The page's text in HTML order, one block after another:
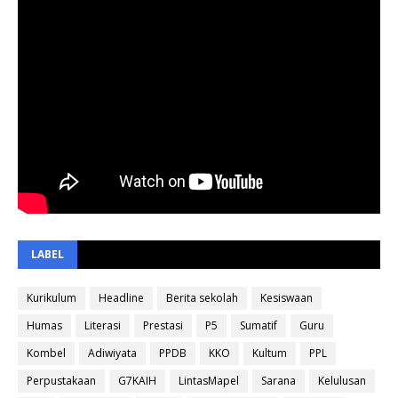
LABEL
Kurikulum Headline Berita sekolah
Kesiswaan
Humas
Literasi Prestasi P5 Sumatif
Guru
Kombel
Adiwiyata PPDB KKO Kultum
PPL
Perpustakaan
G7KAIH LintasMapel Sarana
Kelulusan